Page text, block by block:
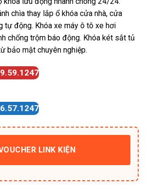
chìa thay lắp ổ khóa cửa nhà, cửa
tự động. Khóa xe máy ô tô xe hơi
chống trộm báo động. Khóa két sắt tủ
bảo mật chuyên nghiệp.
LINK KIỆN